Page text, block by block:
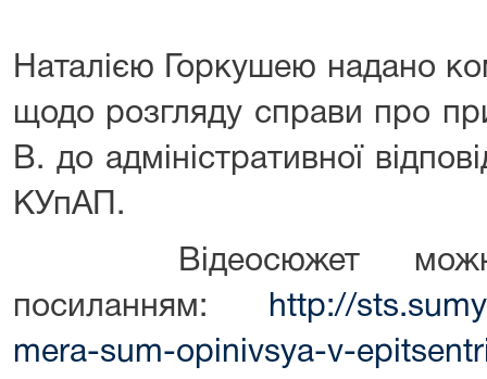
Наталією Горкушею надано
щодо розгляду справи про
В. до адміністративної
КУпАП.
Відеосюжет можна
посиланням:
http://
mera-sum-opinivsya-v-